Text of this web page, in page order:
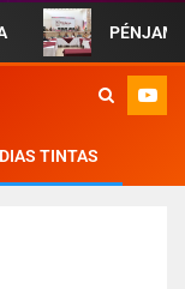
REFUERZA
TINTAS